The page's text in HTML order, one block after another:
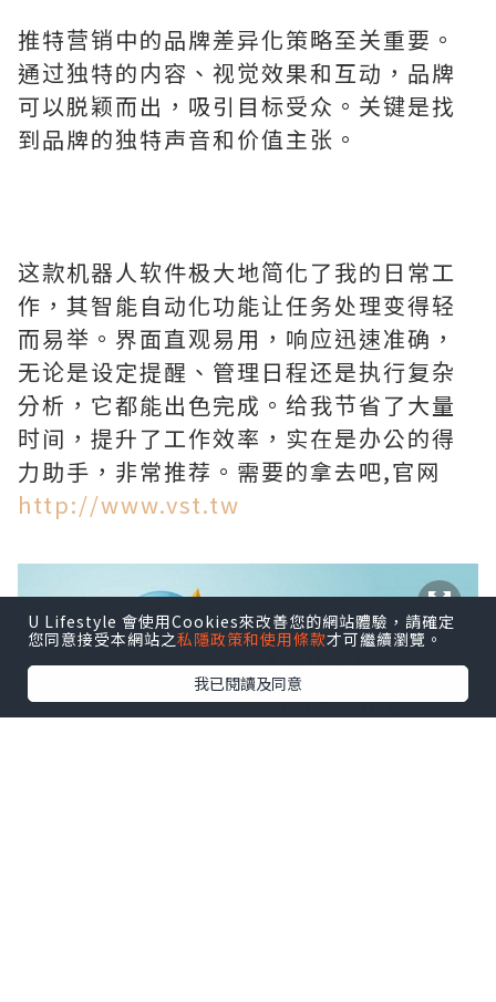
推特营销中的品牌差异化策略至关重要。
通过独特的内容、视觉效果和互动，品牌
可以脱颖而出，吸引目标受众。关键是找
到品牌的独特声音和价值主张。
这款机器人软件极大地简化了我的日常工
作，其智能自动化功能让任务处理变得轻
而易举。界面直观易用，响应迅速准确，
无论是设定提醒、管理日程还是执行复杂
分析，它都能出色完成。给我节省了大量
时间，提升了工作效率，实在是办公的得
力助手，非常推荐。需要的拿去吧,官网
http://www.vst.tw
U Lifestyle 會使用Cookies來改善您的網站體驗，請確定
您同意接受本網站之私隱政策和使用條款才可繼續瀏覽。
我已閱讀及同意